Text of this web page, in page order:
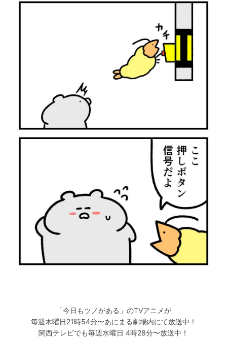
「今日もツノがある」のTVアニメが
毎週木曜日21時54分〜あにまる劇場内にて放送中！
関西テレビでも毎週水曜日 4時28分〜放送中！